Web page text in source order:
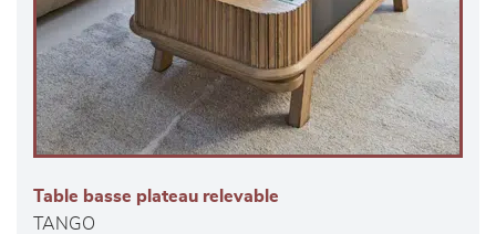
Table basse plateau relevable
TANGO